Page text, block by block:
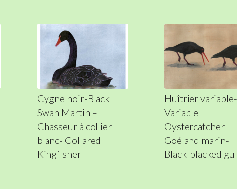
Cygne noir-Black
Swan Martin –
Chasseur à collier
blanc- Collared
Kingfisher
Huîtrier variable-
Variable
Oystercatcher
Goéland marin-
Black-blacked gul